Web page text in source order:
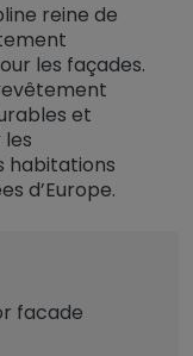
reine de
les façades.
et
habitations
d’Europe.
facade